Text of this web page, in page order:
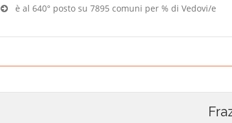
è al 640° posto su 7895 comuni per % di Vedovi/e